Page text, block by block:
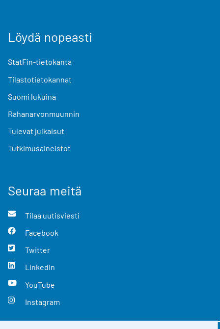
Löydä nopeasti
StatFin-tietokanta
Tilastotietokannat
Suomi lukuina
Rahanarvonmuunnin
Tulevat julkaisut
Tutkimusaineistot
Seuraa meitä
Tilaa uutisviesti
Facebook
Twitter
LinkedIn
YouTube
Instagram